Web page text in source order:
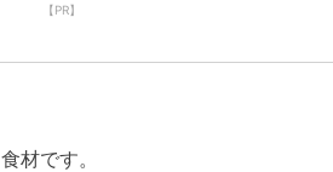
【PR】
食材です。